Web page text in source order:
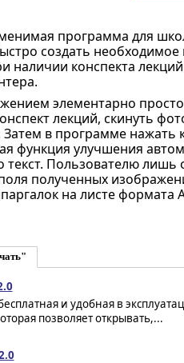
программа для
создать
наличии конспекта
элементарно
лекций, скинуть
в программе нажать
функция улучшения
текст. Пользователю лишь
полученных
на листе формата
и удобная в
позволяет открывать,...